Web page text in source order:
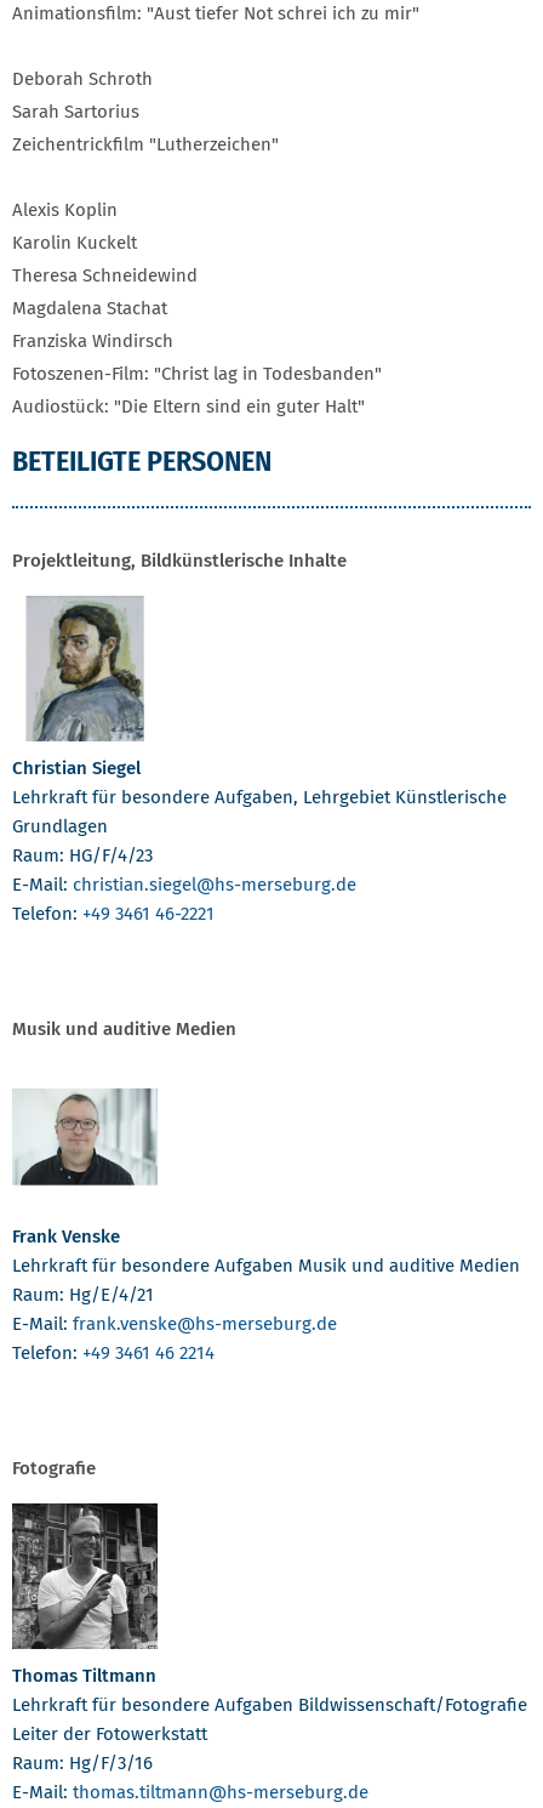
Animationsfilm: "Aust tiefer Not schrei ich zu mir"
Deborah Schroth
Sarah Sartorius
Zeichentrickfilm "Lutherzeichen"
Alexis Koplin
Karolin Kuckelt
Theresa Schneidewind
Magdalena Stachat
Franziska Windirsch
Fotoszenen-Film: "Christ lag in Todesbanden"
Audiostück: "Die Eltern sind ein guter Halt"
BETEILIGTE PERSONEN
Projektleitung, Bildkünstlerische Inhalte
Christian Siegel
Lehrkraft für besondere Aufgaben, Lehrgebiet Künstlerische
Grundlagen
Raum: HG/F/4/23
E-Mail: christian.siegel@hs-merseburg.de
Telefon: +49 3461 46-2221
Musik und auditive Medien
Frank Venske
Lehrkraft für besondere Aufgaben Musik und auditive Medien
Raum: Hg/E/4/21
E-Mail: frank.venske@hs-merseburg.de
Telefon: +49 3461 46 2214
Fotografie
Thomas Tiltmann
Lehrkraft für besondere Aufgaben Bildwissenschaft/Fotografie
Leiter der Fotowerkstatt
Raum: Hg/F/3/16
E-Mail: thomas.tiltmann@hs-merseburg.de